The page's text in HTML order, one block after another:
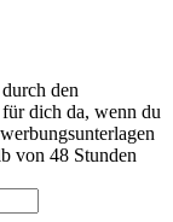
den
dich da, wenn du
von 48 Stunden